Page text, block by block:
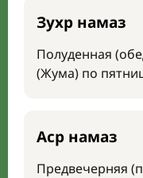
Зухр намаз
Полуденная
(Жума) по
Аср намаз
Предвечерняя